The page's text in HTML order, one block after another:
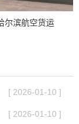
尔滨航空货运
[ 2026-01-10 ]
[ 2026-01-10 ]